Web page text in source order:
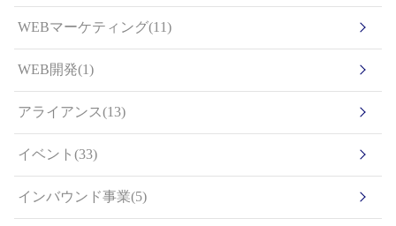
WEBマーケティング(11)
WEB開発(1)
アライアンス(13)
イベント(33)
インバウンド事業(5)